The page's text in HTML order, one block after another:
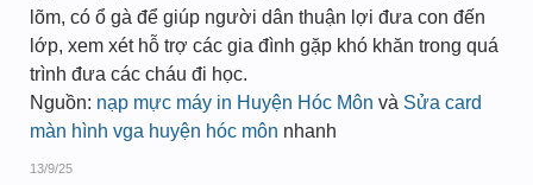
lõm, có ổ gà để giúp người dân thuận lợi đưa con đến
lớp, xem xét hỗ trợ các gia đình gặp khó khăn trong quá
trình đưa các cháu đi học.
Nguồn: nạp mực máy in Huyện Hóc Môn và Sửa card
màn hình vga huyện hóc môn nhanh
13/9/25